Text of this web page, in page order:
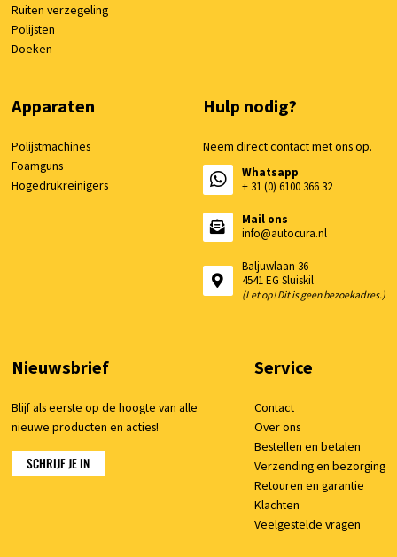
Ruiten verzegeling
Polijsten
Doeken
Apparaten
Polijstmachines
Foamguns
Hogedrukreinigers
Hulp nodig?
Neem direct contact met ons op.
Whatsapp
+ 31 (0) 6100 366 32
Mail ons
info@autocura.nl
Baljuwlaan 36
4541 EG Sluiskil
(Let op! Dit is geen bezoekadres.)
Nieuwsbrief
Blijf als eerste op de hoogte van alle
nieuwe producten en acties!
SCHRIJF JE IN
Service
Contact
Over ons
Bestellen en betalen
Verzending en bezorging
Retouren en garantie
Klachten
Veelgestelde vragen